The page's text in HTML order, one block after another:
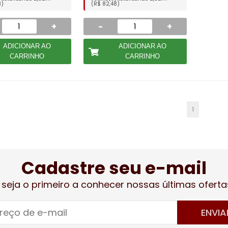
+
ADICIONAR AO
CARRINHO
(R$ 82,48)
- +
ADICIONAR AO
CARRINHO
1
Cadastre seu e-mail
seja o primeiro a conhecer nossas últimas